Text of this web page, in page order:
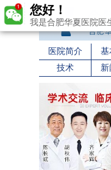
医院简介 基
技术
您好！
我是合肥华夏医院医